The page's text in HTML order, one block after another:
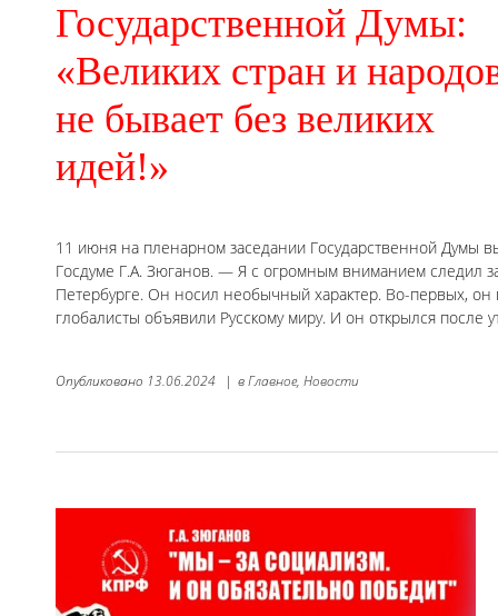
Государственной Думы:
«Великих стран и
не бывает без великих
идей!»
11 июня на пленарном заседании Государственной Думы
Госдуме Г.А. Зюганов. — Я с огромным вниманием следил
Петербурге. Он носил необычный характер. Во-первых,
глобалисты объявили Русскому миру. И он открылся после
Опубликовано 13.06.2024 | вГлавное, Новости